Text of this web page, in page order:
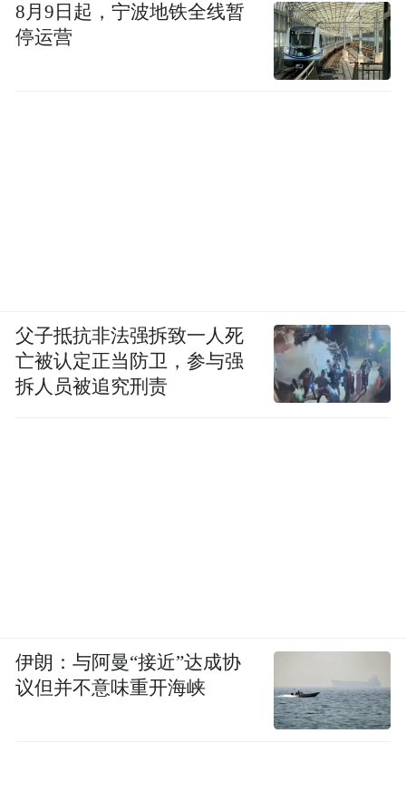
关于网络英国电影节
新的认识及更深的体验！
8月9日起，宁波地铁全线暂
停运营
父子抵抗非法强拆致一人死
亡被认定正当防卫，参与强
拆人员被追究刑责
伊朗：与阿曼“接近”达成协
议但并不意味重开海峡